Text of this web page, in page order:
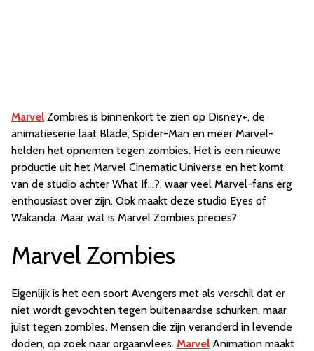
Marvel Zombies is binnenkort te zien op Disney+, de
animatieserie laat Blade, Spider-Man en meer Marvel-
helden het opnemen tegen zombies. Het is een nieuwe
productie uit het Marvel Cinematic Universe en het komt
van de studio achter What If…?, waar veel Marvel-fans erg
enthousiast over zijn. Ook maakt deze studio Eyes of
Wakanda. Maar wat is Marvel Zombies precies?
Marvel Zombies
Eigenlijk is het een soort Avengers met als verschil dat er
niet wordt gevochten tegen buitenaardse schurken, maar
juist tegen zombies. Mensen die zijn veranderd in levende
doden, op zoek naar orgaanvlees. Marvel Animation maakt